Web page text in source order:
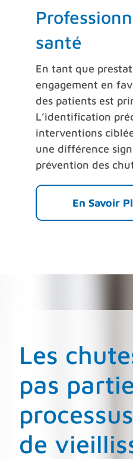
santé
En tant que
engagement en
des patients est
L’identification
interventions
une différence
prévention des
En Savoir
Les
pas
de